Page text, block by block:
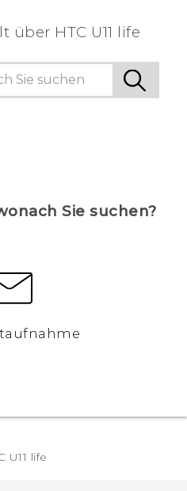
über‎ HTC U11 life
Sie suchen?
U11 life‎